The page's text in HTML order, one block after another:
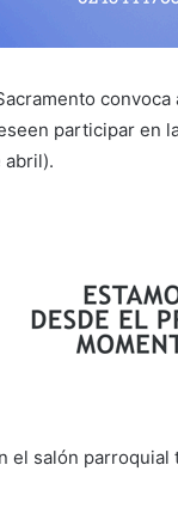
participar en
abril).
el salón